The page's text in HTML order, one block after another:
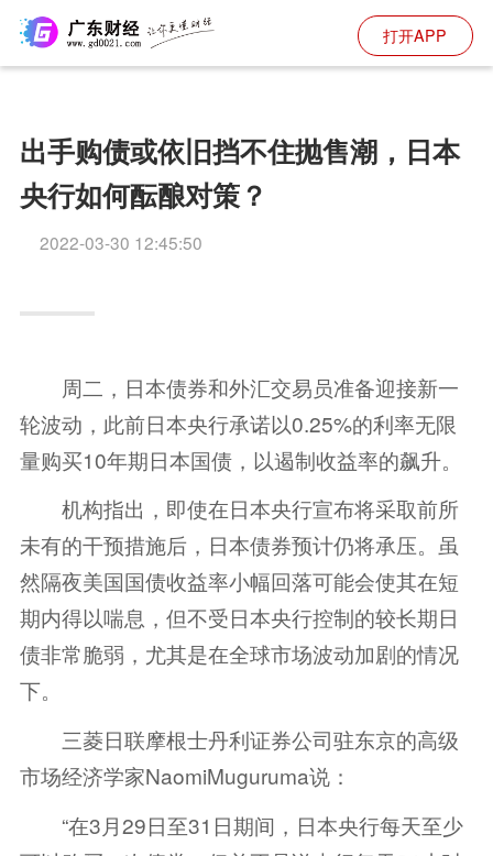
打开APP
出手购债或依旧挡不住抛售潮，日本
央行如何酝酿对策？
2022-03-30 12:45:50
周二，日本债券和外汇交易员准备迎接新一
轮波动，此前日本央行承诺以0.25%的利率无限
量购买10年期日本国债，以遏制收益率的飙升。
机构指出，即使在日本央行宣布将采取前所
未有的干预措施后，日本债券预计仍将承压。虽
然隔夜美国国债收益率小幅回落可能会使其在短
期内得以喘息，但不受日本央行控制的较长期日
债非常脆弱，尤其是在全球市场波动加剧的情况
下。
三菱日联摩根士丹利证券公司驻东京的高级
市场经济学家NaomiMuguruma说：
“在3月29日至31日期间，日本央行每天至少